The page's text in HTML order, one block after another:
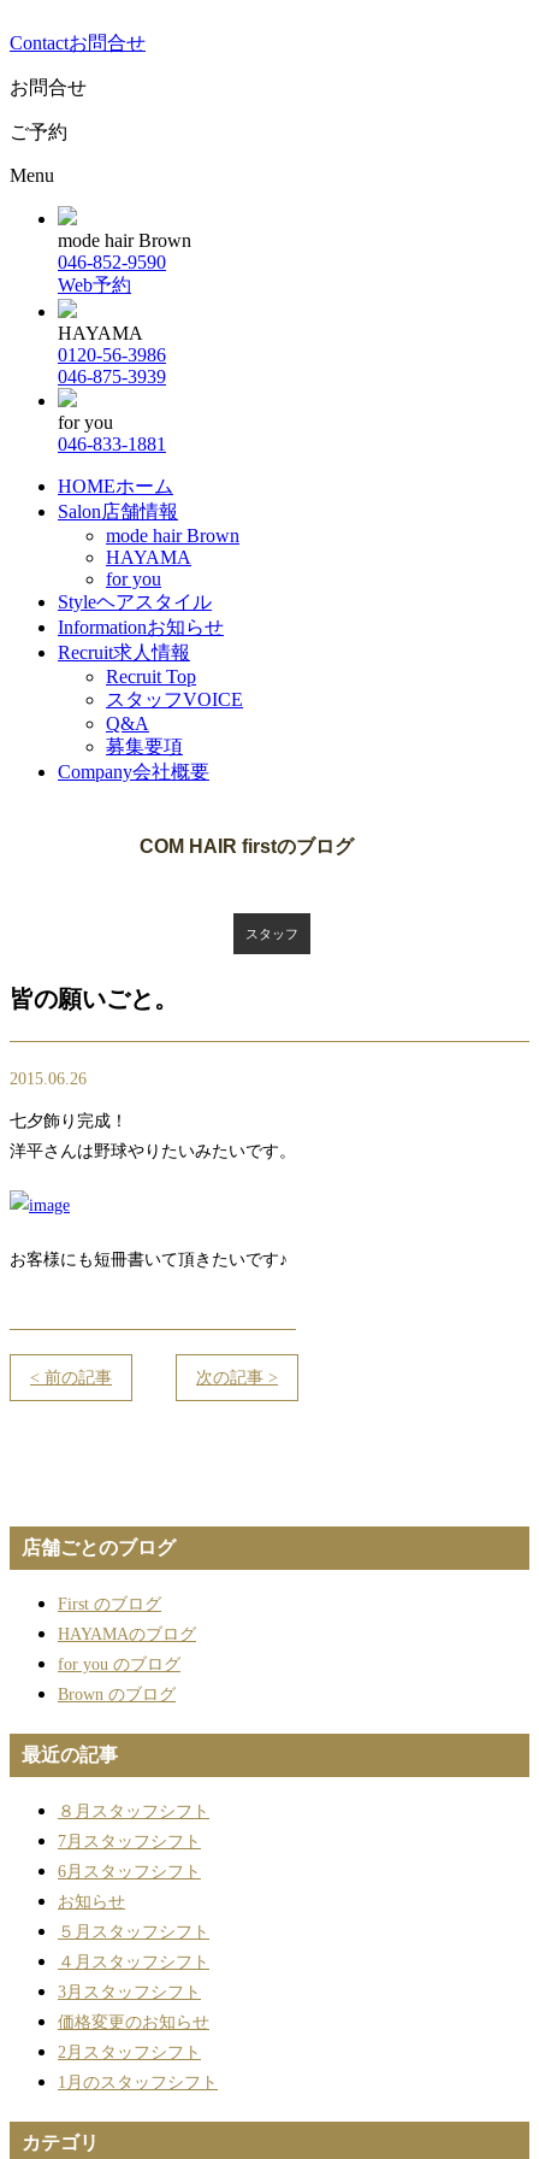
Contactお問合せ
お問合せ
ご予約
Menu
mode hair Brown
046-852-9590
Web予約
HAYAMA
0120-56-3986
046-875-3939
for you
046-833-1881
HOMEホーム
Salon店舗情報
mode hair Brown
HAYAMA
for you
Styleヘアスタイル
Informationお知らせ
Recruit求人情報
Recruit Top
スタッフVOICE
Q&A
募集要項
Company会社概要
COM HAIR firstのブログ
スタッフ
皆の願いごと。
2015.06.26
七夕飾り完成！
洋平さんは野球やりたいみたいです。
お客様にも短冊書いて頂きたいです♪
< 前の記事 次の記事 >
店舗ごとのブログ
First のブログ
HAYAMAのブログ
for you のブログ
Brown のブログ
最近の記事
８月スタッフシフト
7月スタッフシフト
6月スタッフシフト
お知らせ
５月スタッフシフト
４月スタッフシフト
3月スタッフシフト
価格変更のお知らせ
2月スタッフシフト
1月のスタッフシフト
カテゴリ